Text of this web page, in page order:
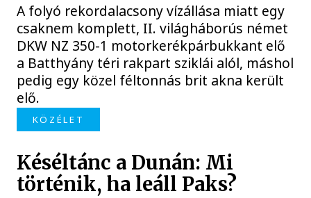
A folyó rekordalacsony vízállása miatt egy
csaknem komplett, II. világháborús német
DKW NZ 350-1 motorkerékpárbukkant elő
a Batthyány téri rakpart sziklái alól, máshol
pedig egy közel féltonnás brit akna került
elő.
KÖZÉLET
Késéltánc a Dunán: Mi
történik, ha leáll Paks?